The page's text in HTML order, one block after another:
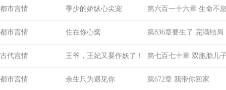
都市言情 季少的娇纵心尖宠 第六百一十六章 生命不
都市言情 住在你心窝 第836章要生了 完满结局
古代言情 王爷，王妃又要作妖了！ 第七百七十章 双胞胎儿
都市言情 余生只为遇见你 第672章 我带你回家